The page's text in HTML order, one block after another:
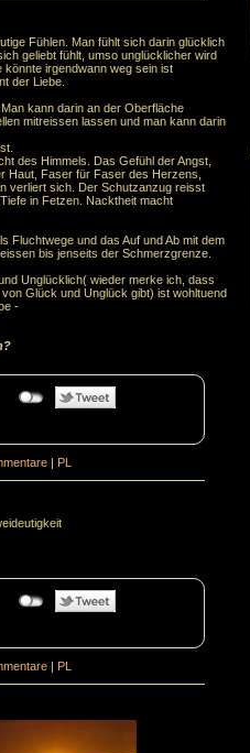
Fühlen. Man fühlt sich darin glücklich
geliebt fühlt, umso unglücklicher wird
könnte irgendwann weg sein ist
der Liebe.
kann darin an der Oberfläche
mitreissen lassen und man kann darin
des Himmels. Das Gefühl der Angst,
Faser für Faser des Herzens,
verliert sich. Der Schutzanzug reisst
in Fetzen. Nacktheit macht
Fluchtwege und das Auf und Ab mit dem
bis jenseits der Schmerzgrenze.
Unglücklich( wieder merke ich, dass
Glück und Unglück gibt) ist wohltuend
-
PL
PL